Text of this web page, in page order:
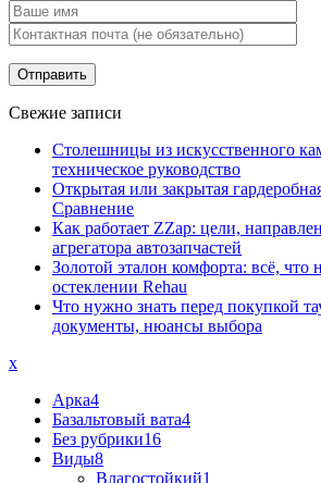
Свежие записи
Столешницы из искусственного
техническое руководство
Открытая или закрытая
Сравнение
Как работает ZZap: цели,
агрегатора автозапчастей
Золотой эталон комфорта: всё, что
остеклении Rehau
Что нужно знать перед покупкой
документы, нюансы выбора
x
Арка4
Базальтовый вата4
Без рубрики16
Виды8
Влагостойкий1